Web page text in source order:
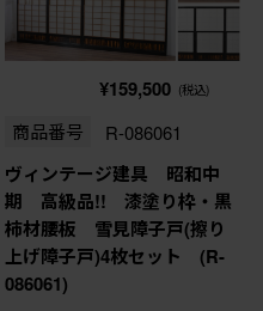
¥159,500 (税込)
商品番号 R-086061
ヴィンテージ建具 昭和中
期 高級品!! 漆塗り枠・黒
柿材腰板 雪見障子戸(擦り
上げ障子戸)4枚セット (R-
086061)